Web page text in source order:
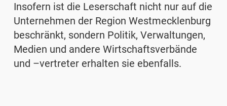
Insofern ist die Leserschaft nicht nur auf die
Unternehmen der Region Westmecklenburg
beschränkt, sondern Politik, Verwaltungen,
Medien und andere Wirtschaftsverbände
und –vertreter erhalten sie ebenfalls.